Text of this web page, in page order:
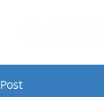
Post